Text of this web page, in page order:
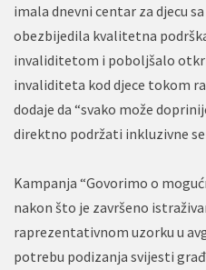
imala dnevni centar za djecu
obezbijedila kvalitetna
invaliditetom i poboljšalo
invaliditeta kod djece tokom
dodaje da “svako može
direktno podržati inkluzivne
Kampanja “Govorimo o
nakon što je završeno
raprezentativnom uzorku u
potrebu podizanja svijesti